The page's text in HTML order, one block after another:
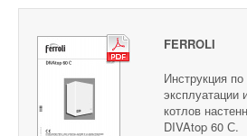
FERROLI
Инструкция
эксплуатации
котлов
DIVAtop 60 С.